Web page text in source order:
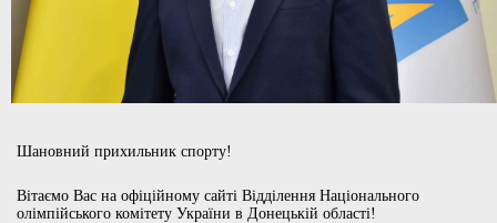
Шановний прихильник спорту!
Вітаємо Вас на офіційному сайті Відділення Національного
олімпійського комітету України в Донецькій області!